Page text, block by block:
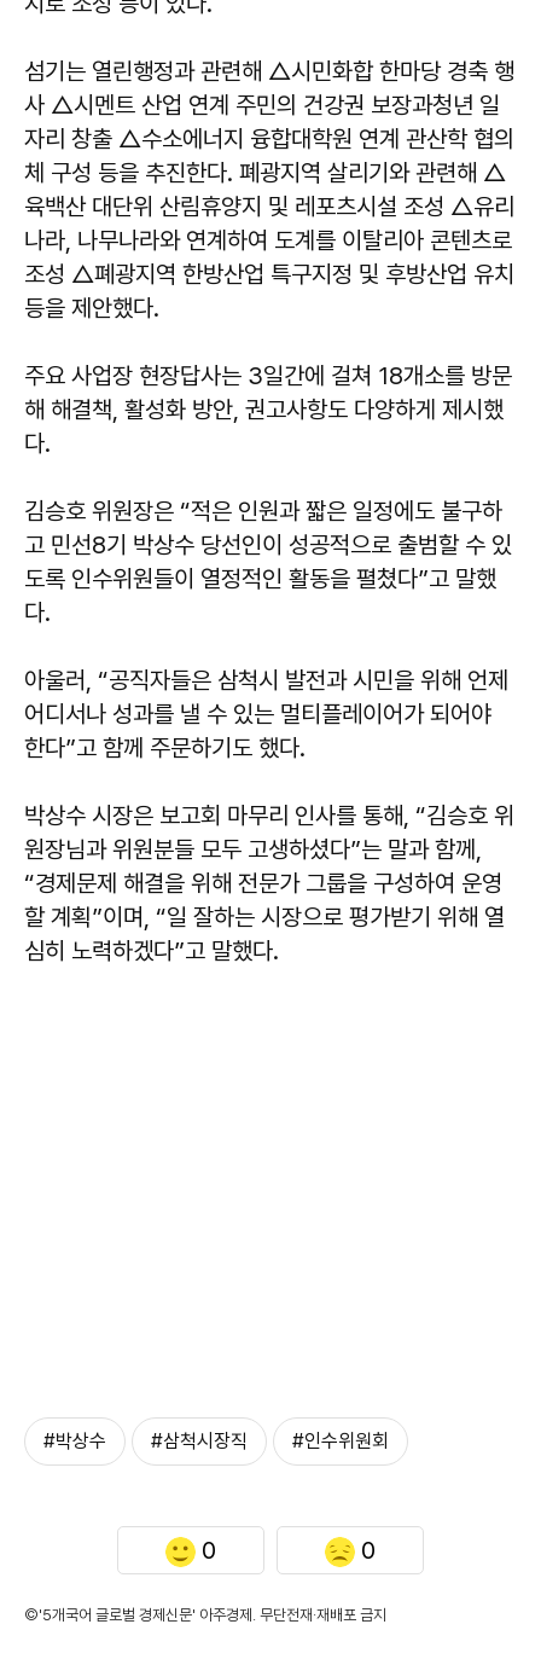
섬기는 열린행정과 관련해 △시민화합 한마당 경축 행
사 △시멘트 산업 연계 주민의 건강권 보장과청년 일
자리 창출 △수소에너지 융합대학원 연계 관산학 협의
체 구성 등을 추진한다. 폐광지역 살리기와 관련해 △
육백산 대단위 산림휴양지 및 레포츠시설 조성 △유리
나라, 나무나라와 연계하여 도계를 이탈리아 콘텐츠로
조성 △폐광지역 한방산업 특구지정 및 후방산업 유치
등을 제안했다.
주요 사업장 현장답사는 3일간에 걸쳐 18개소를 방문
해 해결책, 활성화 방안, 권고사항도 다양하게 제시했
다.
김승호 위원장은 “적은 인원과 짧은 일정에도 불구하
고 민선8기 박상수 당선인이 성공적으로 출범할 수 있
도록 인수위원들이 열정적인 활동을 펼쳤다”고 말했
다.
아울러, “공직자들은 삼척시 발전과 시민을 위해 언제
어디서나 성과를 낼 수 있는 멀티플레이어가 되어야
한다”고 함께 주문하기도 했다.
박상수 시장은 보고회 마무리 인사를 통해, “김승호 위
원장님과 위원분들 모두 고생하셨다”는 말과 함께,
“경제문제 해결을 위해 전문가 그룹을 구성하여 운영
할 계획”이며, “일 잘하는 시장으로 평가받기 위해 열
심히 노력하겠다”고 말했다.
#박상수 #삼척시장직 #인수위원회
0 0
©'5개국어 글로벌 경제신문' 아주경제. 무단전재·재배포 금지